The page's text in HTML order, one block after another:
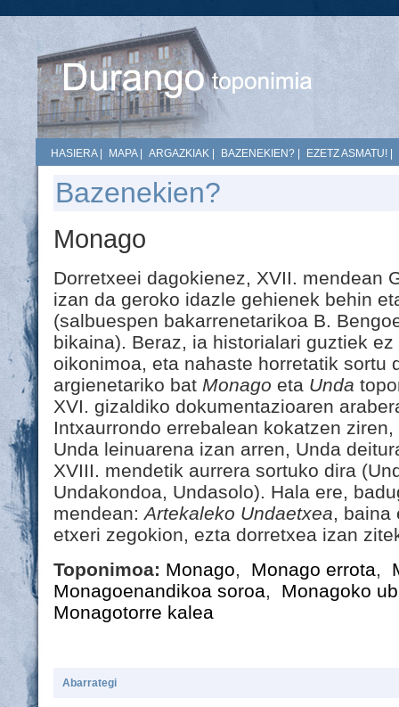
HASIERA| MAPA| ARGAZKIAK BAZENEKIEN? EZETZ ASMATU!
Bazenekien?
Monago
Dorretxeei dagokienez, XVII. mendean
izan da geroko idazle gehienek behin
(salbuespen bakarrenetarikoa B.
bikaina). Beraz, ia historialari guztiek
oikonimoa, eta nahaste horretatik sortu
argienetariko bat Monago eta Unda
XVI. gizaldiko dokumentazioaren
Intxaurrondo errebalean kokatzen
Unda leinuarena izan arren, Unda
XVIII. mendetik aurrera sortuko dira
Undakondoa, Undasolo). Hala ere,
mendean:Artekaleko Undaetxea, baina
etxeri zegokion, ezta dorretxea izan
Toponimoa: Monago, Monago errota,
Monagoenandikoa soroa, Monagoko
Monagotorre kalea
Abarrategi